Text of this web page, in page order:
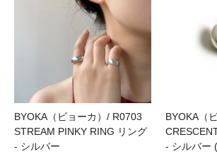
BYOKA（ビョーカ）/ R0703
STREAM PINKY RING リング
- シルバー
BYOKA（
- シルバー